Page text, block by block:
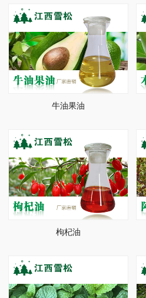
牛油果油
枸杞油